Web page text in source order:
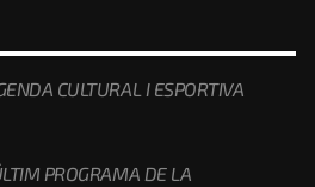
CULTURAL I ESPORTIVA
PROGRAMA DE LA